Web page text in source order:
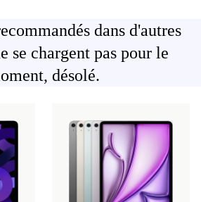
dans d'autres
se chargent pas pour le
désolé.